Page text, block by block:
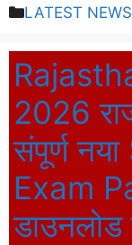
Categories
LATEST NEWS
2026
संपूर्ण
Exam